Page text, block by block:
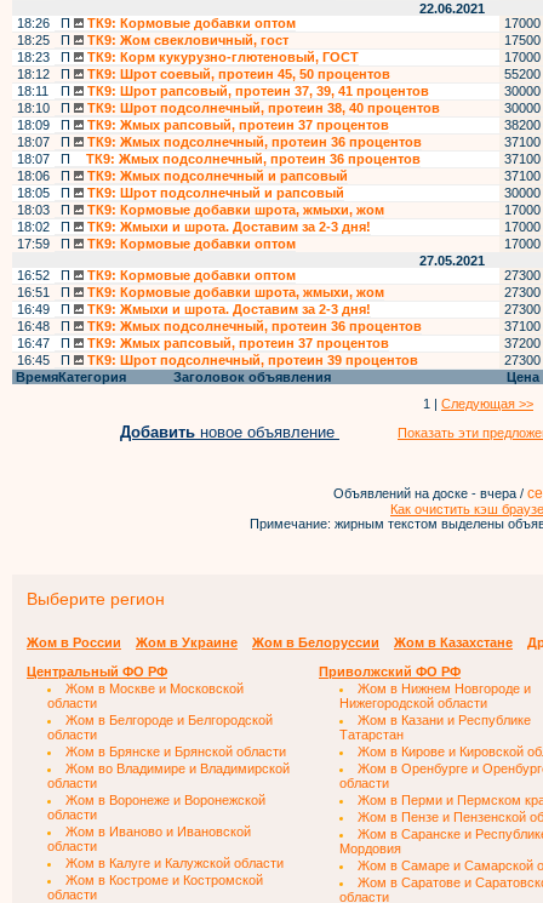
22.06.2021
18:26
П ТК9: Кормовые добавки оптом
17000
18:25
П ТК9: Жом свекловичный, гост
17500
18:23
П ТК9: Корм кукурузно-глютеновый, ГОСТ
17000
18:12
П ТК9: Шрот соевый, протеин 45, 50 процентов
55200
18:11
П ТК9: Шрот рапсовый, протеин 37, 39, 41 процентов
30000
18:10
П ТК9: Шрот подсолнечный, протеин 38, 40 процентов
30000
18:09
П ТК9: Жмых рапсовый, протеин 37 процентов
38200
18:07
П ТК9: Жмых подсолнечный, протеин 36 процентов
37100
18:07
П ТК9: Жмых подсолнечный, протеин 36 процентов
37100
18:06
П ТК9: Жмых подсолнечный и рапсовый
37100
18:05
П ТК9: Шрот подсолнечный и рапсовый
30000
18:03
П ТК9: Кормовые добавки шрота, жмыхи, жом
17000
18:02
П ТК9: Жмыхи и шрота. Доставим за 2-3 дня!
17000
17:59
П ТК9: Кормовые добавки оптом
17000
27.05.2021
16:52
П ТК9: Кормовые добавки оптом
27300
16:51
П ТК9: Кормовые добавки шрота, жмыхи, жом
27300
16:49
П ТК9: Жмыхи и шрота. Доставим за 2-3 дня!
27300
16:48
П ТК9: Жмых подсолнечный, протеин 36 процентов
37100
16:47
П ТК9: Жмых рапсовый, протеин 37 процентов
37200
16:45
П ТК9: Шрот подсолнечный, протеин 39 процентов
27300
ВремяКатегория Заголовок объявления
Цена
1 | Следующая >>
Добавить новое объявление Показать эти
Объявлений на доске - вчера /
Как очистить кэш
Примечание: жирным текстом выделены
Выберите регион
Жом в России Жом в Украине Жом в Белоруссии Жом в Казахстане
Центральный ФО РФ
Жом в Москве и Московской
области
Жом в Белгороде и Белгородской
области
Жом в Брянске и Брянской области
Жом во Владимире и Владимирской
области
Жом в Воронеже и Воронежской
области
Жом в Иваново и Ивановской
области
Жом в Калуге и Калужской области
Жом в Костроме и Костромской
области
Приволжский ФО РФ
Жом в Нижнем Новгороде и
Нижегородской области
Жом в Казани и Республике
Татарстан
Жом в Кирове и Кировской
Жом в Оренбурге и
области
Жом в Перми и Пермском
Жом в Пензе и Пензенской
Жом в Саранске и
Мордовия
Жом в Самаре и Самарской
Жом в Саратове и
области